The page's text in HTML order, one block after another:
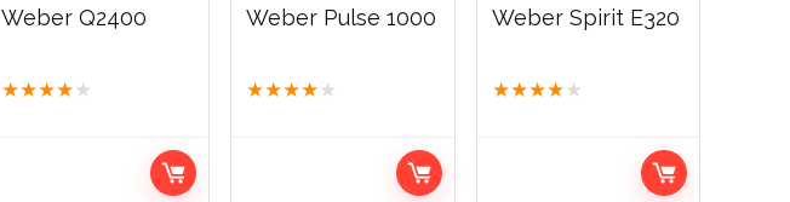
Weber Q2400
★★★★ ★
Weber Pulse 1000
★★★★ ★
Weber Spirit E320
★★★★ ★